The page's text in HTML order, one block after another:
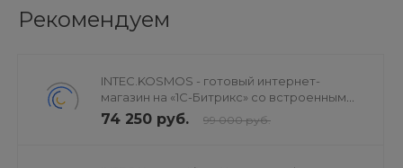
Рекомендуем
INTEC.KOSMOS - готовый интернет-
магазин на «1С-Битрикс» со встроенным
искусственным интеллектом
74 250 руб. 99 000 руб.